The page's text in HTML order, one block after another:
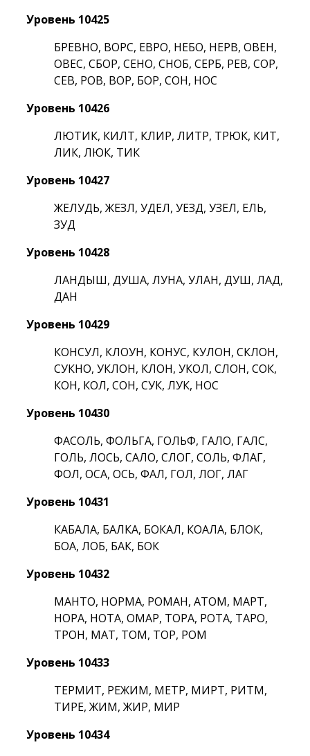
Уровень 10425
БРЕВНО, ВОРС, ЕВРО, НЕБО, НЕРВ, ОВЕН,
ОВЕС, СБОР, СЕНО, СНОБ, СЕРБ, РЕВ, СОР,
СЕВ, РОВ, ВОР, БОР, СОН, НОС
Уровень 10426
ЛЮТИК, КИЛТ, КЛИР, ЛИТР, ТРЮК, КИТ,
ЛИК, ЛЮК, ТИК
Уровень 10427
ЖЕЛУДЬ, ЖЕЗЛ, УДЕЛ, УЕЗД, УЗЕЛ, ЕЛЬ,
ЗУД
Уровень 10428
ЛАНДЫШ, ДУША, ЛУНА, УЛАН, ДУШ, ЛАД,
ДАН
Уровень 10429
КОНСУЛ, КЛОУН, КОНУС, КУЛОН, СКЛОН,
СУКНО, УКЛОН, КЛОН, УКОЛ, СЛОН, СОК,
КОН, КОЛ, СОН, СУК, ЛУК, НОС
Уровень 10430
ФАСОЛЬ, ФОЛЬГА, ГОЛЬФ, ГАЛО, ГАЛС,
ГОЛЬ, ЛОСЬ, САЛО, СЛОГ, СОЛЬ, ФЛАГ,
ФОЛ, ОСА, ОСЬ, ФАЛ, ГОЛ, ЛОГ, ЛАГ
Уровень 10431
КАБАЛА, БАЛКА, БОКАЛ, КОАЛА, БЛОК,
БОА, ЛОБ, БАК, БОК
Уровень 10432
МАНТО, НОРМА, РОМАН, АТОМ, МАРТ,
НОРА, НОТА, ОМАР, ТОРА, РОТА, ТАРО,
ТРОН, МАТ, ТОМ, ТОР, РОМ
Уровень 10433
ТЕРМИТ, РЕЖИМ, МЕТР, МИРТ, РИТМ,
ТИРЕ, ЖИМ, ЖИР, МИР
Уровень 10434